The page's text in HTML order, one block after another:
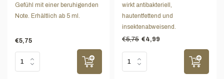
Gefühl mit einer beruhigenden
Note. Erhältlich ab 5 ml.
€5,75
wirkt antibakteriell,
hautentfettend und
insektenabweisend.
€5,75 €4,99